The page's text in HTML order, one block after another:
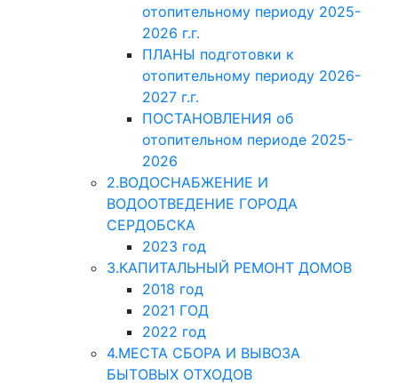
отопительному периоду 2025-
2026 г.г.
ПЛАНЫ подготовки к
отопительному периоду 2026-
2027 г.г.
ПОСТАНОВЛЕНИЯ об
отопительном периоде 2025-
2026
2.ВОДОСНАБЖЕНИЕ И
ВОДООТВЕДЕНИЕ ГОРОДА
СЕРДОБСКА
2023 год
3.КАПИТАЛЬНЫЙ РЕМОНТ ДОМОВ
2018 год
2021 ГОД
2022 год
4.МЕСТА СБОРА И ВЫВОЗА
БЫТОВЫХ ОТХОДОВ